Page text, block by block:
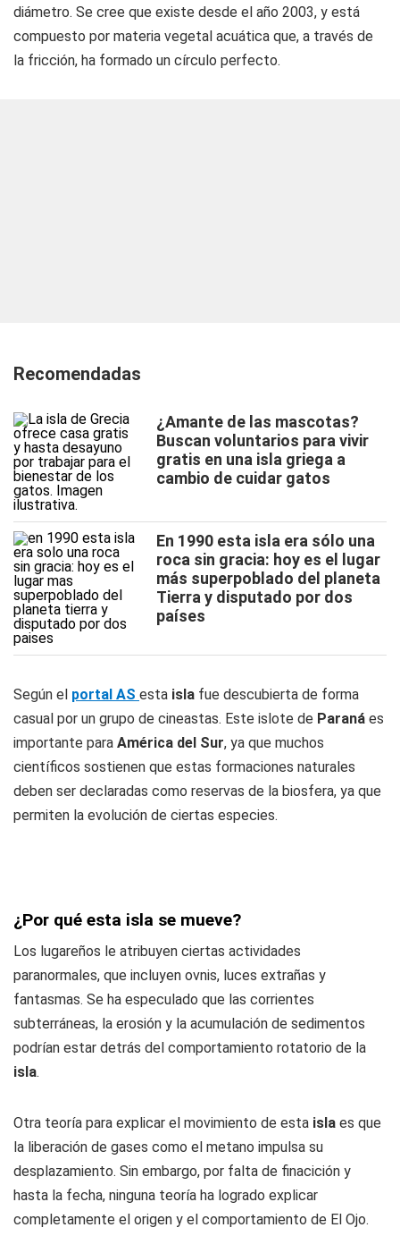
diámetro. Se cree que existe desde el año 2003, y está
compuesto por materia vegetal acuática que, a través de
la fricción, ha formado un círculo perfecto.
Recomendadas
¿Amante de las mascotas?
Buscan voluntarios para vivir
gratis en una isla griega a
cambio de cuidar gatos
En 1990 esta isla era sólo una
roca sin gracia: hoy es el lugar
más superpoblado del planeta
Tierra y disputado por dos
países
Según el portal AS esta isla fue descubierta de forma
casual por un grupo de cineastas. Este islote de Paraná es
importante para América del Sur, ya que muchos
científicos sostienen que estas formaciones naturales
deben ser declaradas como reservas de la biosfera, ya que
permiten la evolución de ciertas especies.
¿Por qué esta isla se mueve?
Los lugareños le atribuyen ciertas actividades
paranormales, que incluyen ovnis, luces extrañas y
fantasmas. Se ha especulado que las corrientes
subterráneas, la erosión y la acumulación de sedimentos
podrían estar detrás del comportamiento rotatorio de la
isla.
Otra teoría para explicar el movimiento de esta isla es que
la liberación de gases como el metano impulsa su
desplazamiento. Sin embargo, por falta de finacición y
hasta la fecha, ninguna teoría ha logrado explicar
completamente el origen y el comportamiento de El Ojo.